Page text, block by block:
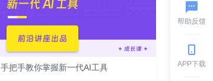
手把手教你掌握新一代AI工具
帮助反馈
APP下载